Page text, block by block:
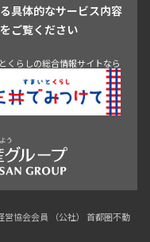
目黒・中目黒
具体的なサービス内容
ご覧ください
くらしの総合情報サイトなら
営協会会員 （公社） 首都圏不動